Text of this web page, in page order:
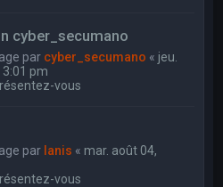
cyber_secumano
par cyber_secumano « jeu.
pm
vous
par Ianis « mar. août 04,
vous